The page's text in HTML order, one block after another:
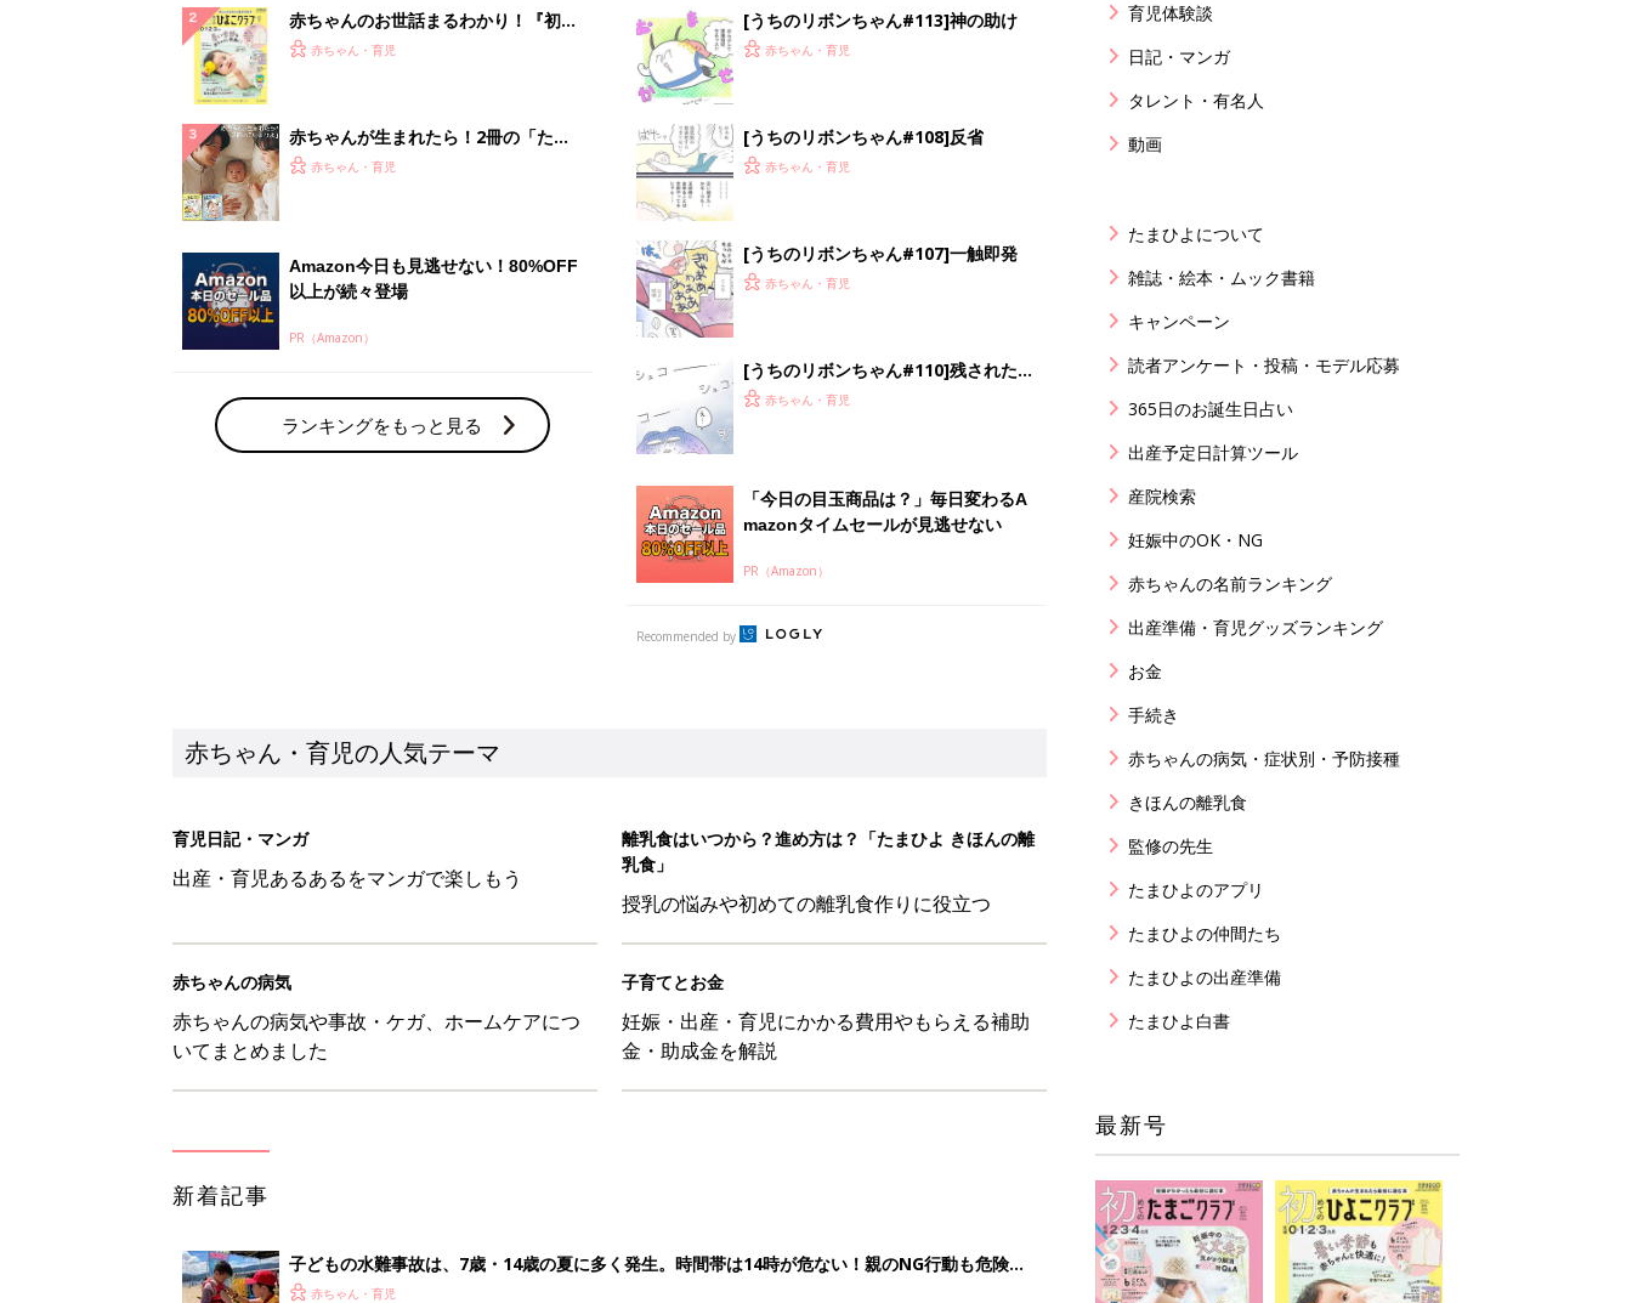
赤ちゃんのお世話まるわかり！『初め
てのひよこクラブ 夏号』〈巻頭大特
赤ちゃん・育児
赤ちゃんが生まれたら！2冊の「たま
ひよ」
赤ちゃん・育児
Amazon今日も見逃せない！80%OFF
以上が続々登場
PR（Amazon）
ランキングをもっと見る
[うちのリボンちゃん#113]神の助け
赤ちゃん・育児
[うちのリボンちゃん#108]反省
赤ちゃん・育児
[うちのリボンちゃん#107]一触即発
赤ちゃん・育児
[うちのリボンちゃん#110]残された手
段 赤ちゃん・育児
「今日の目玉商品は？」毎日変わるA
mazonタイムセールが見逃せない
PR（Amazon）
Recommended by
赤ちゃん・育児の人気テーマ
育児日記・マンガ
出産・育児あるあるをマンガで楽しもう
離乳食はいつから？進め方は？「たまひよ きほんの離
乳食」
授乳の悩みや初めての離乳食作りに役立つ
赤ちゃんの病気
赤ちゃんの病気や事故・ケガ、ホームケアにつ
いてまとめました
子育てとお金
妊娠・出産・育児にかかる費用やもらえる補助
金・助成金を解説
新着記事
子どもの水難事故は、7歳・14歳の夏に多く発生。時間帯は14時が危ない！親のNG行動も危険を
まねく【専門家】
赤ちゃん・育児
育児体験談
日記・マンガ
タレント・有名人
動画
たまひよについて
雑誌・絵本・ムック書籍
キャンペーン
読者アンケート・投稿・モデル応募
365日のお誕生日占い
出産予定日計算ツール
産院検索
妊娠中のOK・NG
赤ちゃんの名前ランキング
出産準備・育児グッズランキング
お金
手続き
赤ちゃんの病気・症状別・予防接種
きほんの離乳食
監修の先生
たまひよのアプリ
たまひよの仲間たち
たまひよの出産準備
たまひよ白書
最新号